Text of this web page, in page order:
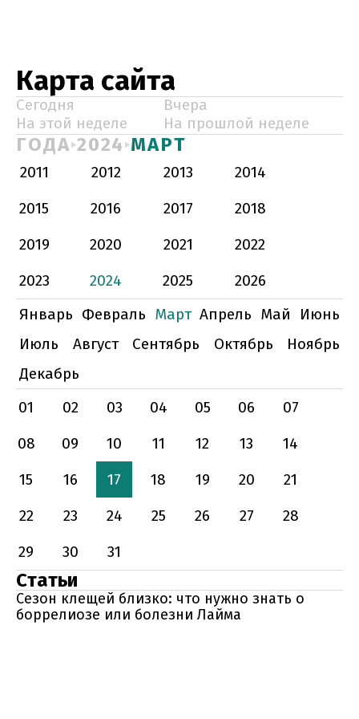
Карта сайта
Сегодня
Вчера
На этой неделе
На прошлой неделе
ГОДА 2024 МАРТ
2011 2012 2013
2014
2015
2016 2017
2018
2019
2020 2021
2022
2023
2024 2025
2026
Январь Февраль Март Апрель Май
Июнь
Июль
Август Сентябрь Октябрь
Ноябрь
Декабрь
01
02 03 04 05 06
07
08
09 10 11 12 13
14
15
16 17 18 19 20
21
22
23 24 25 26 27
28
29
30 31
Статьи
Сезон клещей близко: что нужно знать о
боррелиозе или болезни Лайма